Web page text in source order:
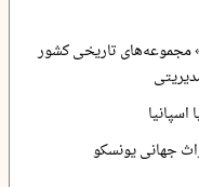
مجموعه‌های تاریخی کشور
جهانی یونسکو